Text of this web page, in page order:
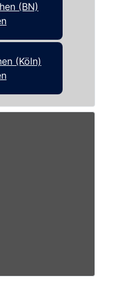
(BN)
(Köln)